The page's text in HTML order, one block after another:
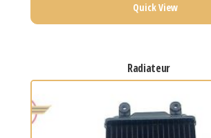
Quick View
radiateur